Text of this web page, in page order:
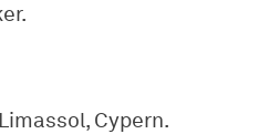
Cypern.